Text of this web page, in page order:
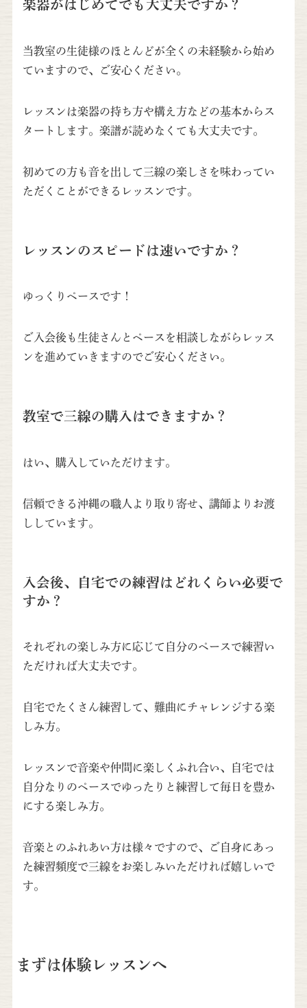
楽器がはじめてでも大丈夫ですか？
当教室の生徒様のほとんどが全くの未経験から始め
ていますので、ご安心ください。
レッスンは楽器の持ち方や構え方などの基本からス
タートします。楽譜が読めなくても大丈夫です。
初めての方も音を出して三線の楽しさを味わってい
ただくことができるレッスンです。
レッスンのスピードは速いですか？
ゆっくりペースです！
ご入会後も生徒さんとペースを相談しながらレッス
ンを進めていきますのでご安心ください。
教室で三線の購入はできますか？
はい、購入していただけます。
信頼できる沖縄の職人より取り寄せ、講師よりお渡
ししています。
入会後、自宅での練習はどれくらい必要で
すか？
それぞれの楽しみ方に応じて自分のペースで練習い
ただければ大丈夫です。
自宅でたくさん練習して、難曲にチャレンジする楽
しみ方。
レッスンで音楽や仲間に楽しくふれ合い、自宅では
自分なりのペースでゆったりと練習して毎日を豊か
にする楽しみ方。
音楽とのふれあい方は様々ですので、ご自身にあっ
た練習頻度で三線をお楽しみいただければ嬉しいで
す。
まずは体験レッスンへ